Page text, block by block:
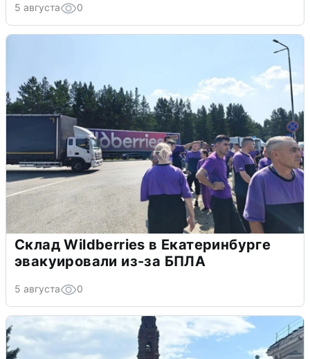
5 августа 0
Склад Wildberries в Екатеринбурге
эвакуировали из-за БПЛА
5 августа 0